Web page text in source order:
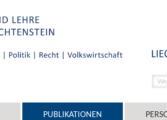
PUBLIKATIONEN